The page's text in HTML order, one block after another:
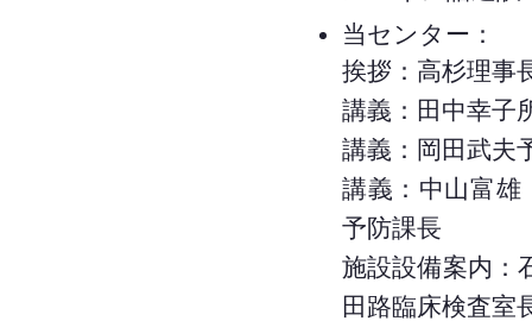
当センター：
挨拶：高杉理事
講義：田中幸子
講義：岡田武夫
講義：中山富
予防課長
施設設備案内：
田路臨床検査室